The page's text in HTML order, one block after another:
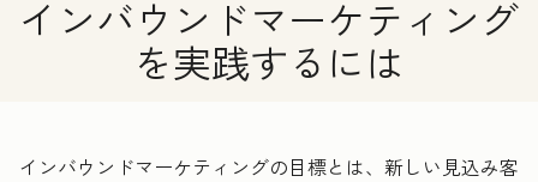
インバウンドマーケティング
を実践するには
インバウンドマーケティングの目標とは、新しい見込み客